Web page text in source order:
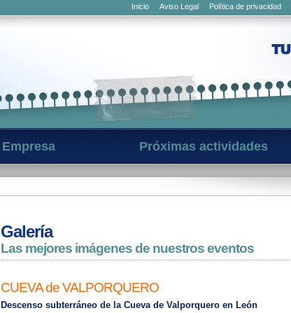
Inicio Aviso Legal Política de privacidad
Empresa Próximas actividades
Galería
Las mejores imágenes de nuestros eventos
CUEVA de VALPORQUERO
Descenso subterráneo de la Cueva de Valporquero en León